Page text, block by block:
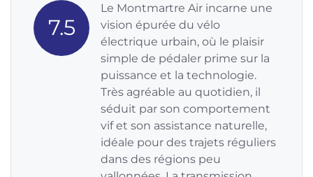
7.5
Le Montmartre Air incarne une
vision épurée du vélo
électrique urbain, où le plaisir
simple de pédaler prime sur la
puissance et la technologie.
Très agréable au quotidien, il
séduit par son comportement
vif et son assistance naturelle,
idéale pour des trajets réguliers
dans des régions peu